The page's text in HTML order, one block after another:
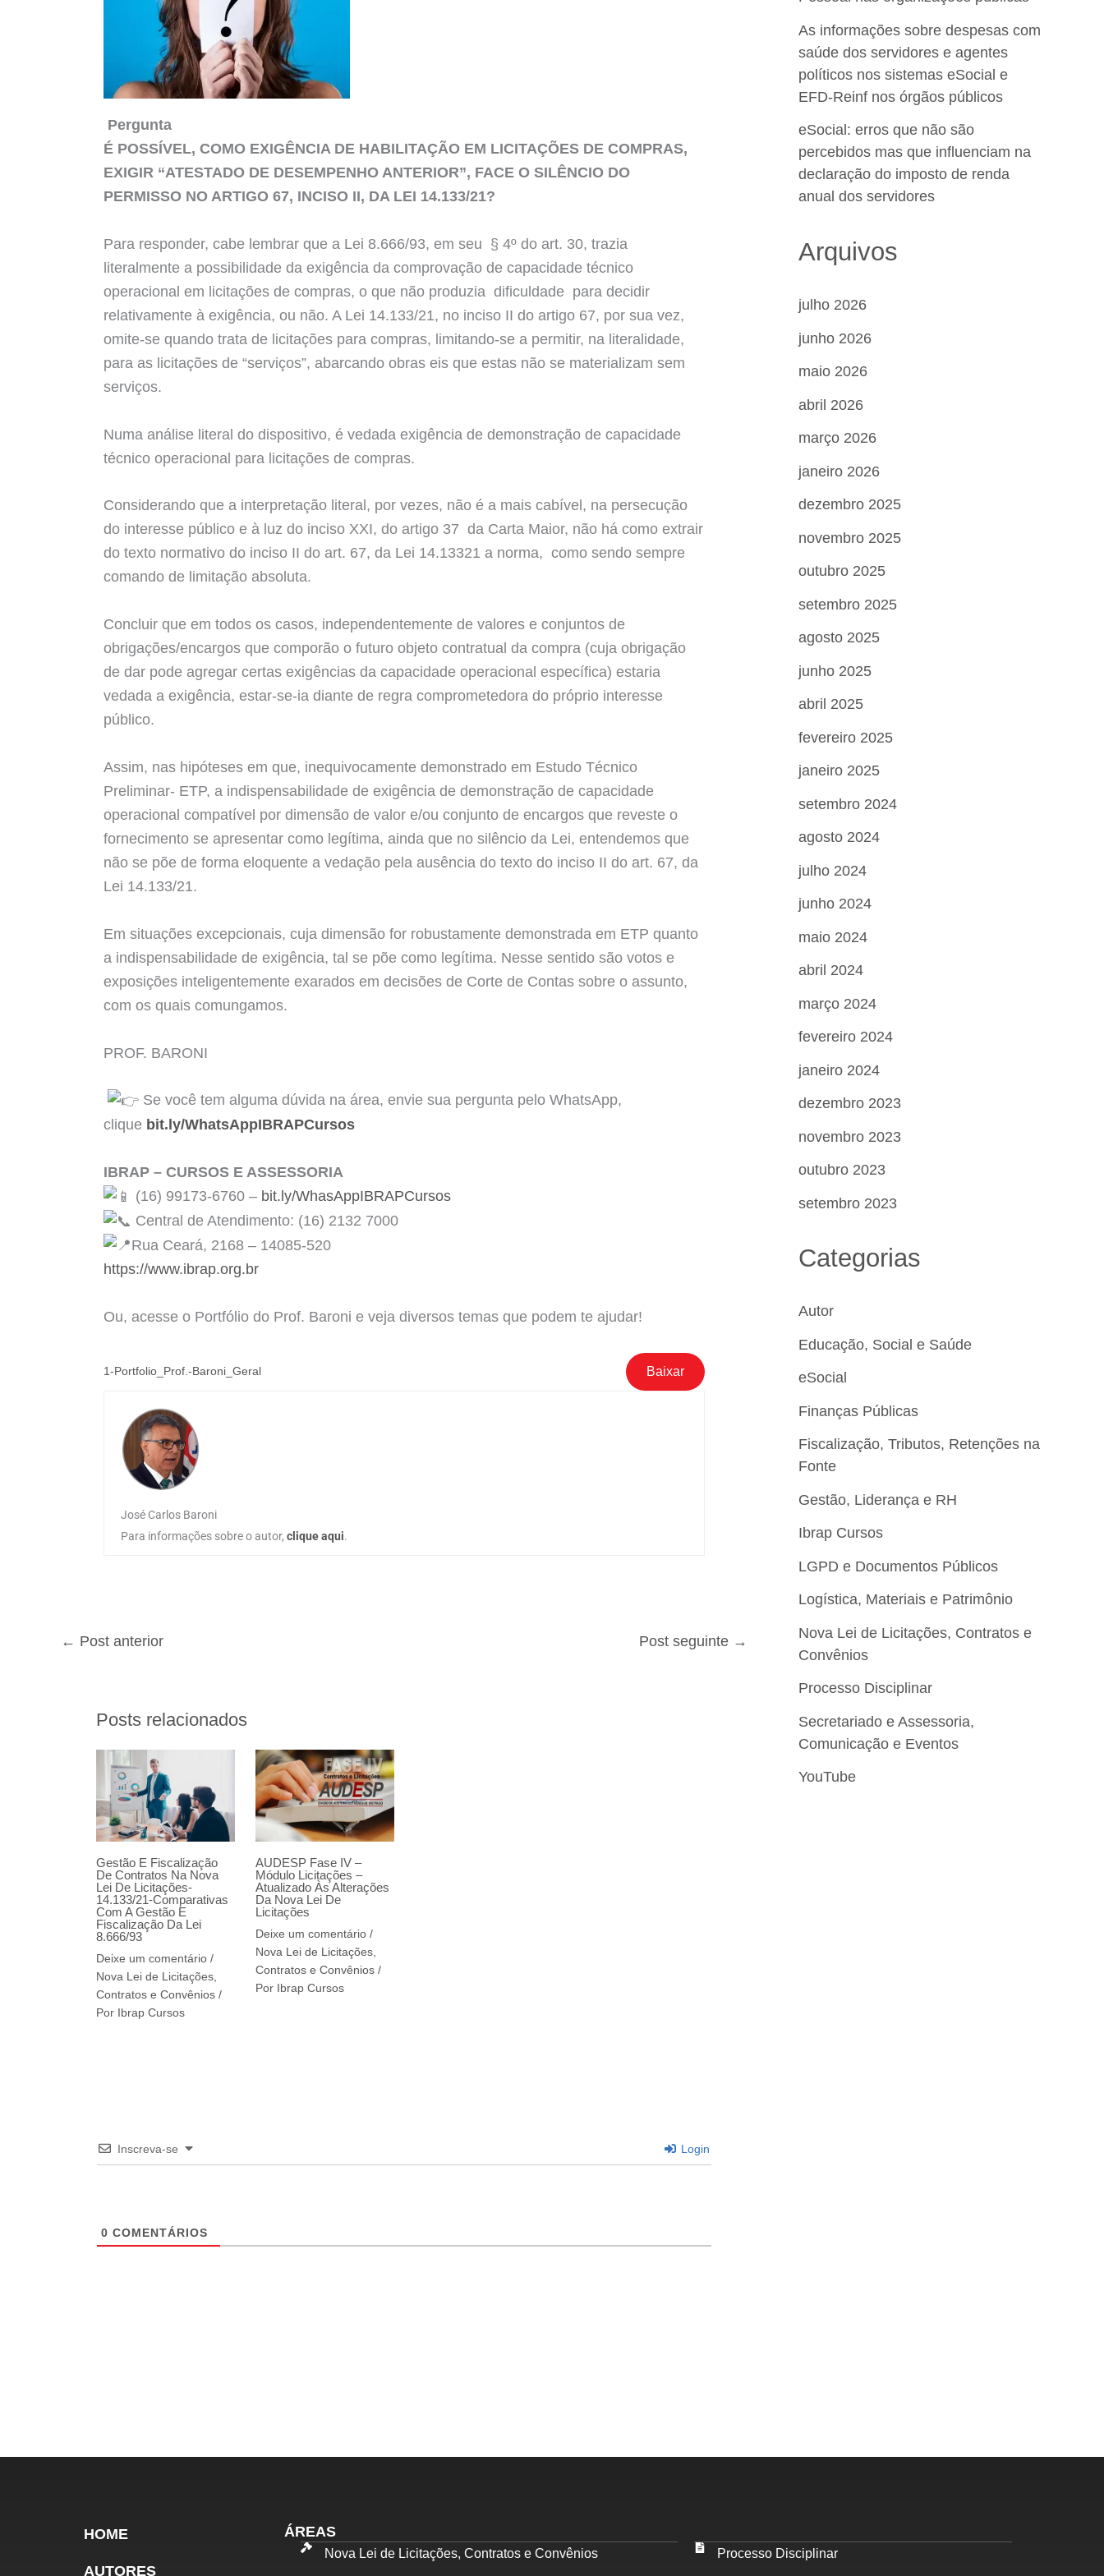
Pergunta
É POSSÍVEL, COMO EXIGÊNCIA DE HABILITAÇÃO EM LICITAÇÕES DE COMPRAS,
EXIGIR “ATESTADO DE DESEMPENHO ANTERIOR”, FACE O SILÊNCIO DO
PERMISSO NO ARTIGO 67, INCISO II, DA LEI 14.133/21?
Para responder, cabe lembrar que a Lei 8.666/93, em seu § 4º do art. 30, trazia
literalmente a possibilidade da exigência da comprovação de capacidade técnico
operacional em licitações de compras, o que não produzia dificuldade para decidir
relativamente à exigência, ou não. A Lei 14.133/21, no inciso II do artigo 67, por sua vez,
omite-se quando trata de licitações para compras, limitando-se a permitir, na literalidade,
para as licitações de “serviços”, abarcando obras eis que estas não se materializam sem
serviços.
Numa análise literal do dispositivo, é vedada exigência de demonstração de capacidade
técnico operacional para licitações de compras.
Considerando que a interpretação literal, por vezes, não é a mais cabível, na persecução
do interesse público e à luz do inciso XXI, do artigo 37 da Carta Maior, não há como extrair
do texto normativo do inciso II do art. 67, da Lei 14.13321 a norma, como sendo sempre
comando de limitação absoluta.
Concluir que em todos os casos, independentemente de valores e conjuntos de
obrigações/encargos que comporão o futuro objeto contratual da compra (cuja obrigação
de dar pode agregar certas exigências da capacidade operacional específica) estaria
vedada a exigência, estar-se-ia diante de regra comprometedora do próprio interesse
público.
Assim, nas hipóteses em que, inequivocamente demonstrado em Estudo Técnico
Preliminar- ETP, a indispensabilidade de exigência de demonstração de capacidade
operacional compatível por dimensão de valor e/ou conjunto de encargos que reveste o
fornecimento se apresentar como legítima, ainda que no silêncio da Lei, entendemos que
não se põe de forma eloquente a vedação pela ausência do texto do inciso II do art. 67, da
Lei 14.133/21.
Em situações excepcionais, cuja dimensão for robustamente demonstrada em ETP quanto
a indispensabilidade de exigência, tal se põe como legítima. Nesse sentido são votos e
exposições inteligentemente exarados em decisões de Corte de Contas sobre o assunto,
com os quais comungamos.
PROF. BARONI
Se você tem alguma dúvida na área, envie sua pergunta pelo WhatsApp,
clique bit.ly/WhatsAppIBRAPCursos
IBRAP – CURSOS E ASSESSORIA
(16) 99173-6760 – bit.ly/WhasAppIBRAPCursos
Central de Atendimento: (16) 2132 7000
Rua Ceará, 2168 – 14085-520
https://www.ibrap.org.br
Ou, acesse o Portfólio do Prof. Baroni e veja diversos temas que podem te ajudar!
1-Portfolio_Prof.-Baroni_Geral Baixar
José Carlos Baroni
Para informações sobre o autor, clique aqui.
← Post anterior Post seguinte →
Posts relacionados
Gestão E Fiscalização
De Contratos Na Nova
Lei De Licitações-
14.133/21-Comparativas
Com A Gestão E
Fiscalização Da Lei
8.666/93
Deixe um comentário /
Nova Lei de Licitações,
Contratos e Convênios /
Por Ibrap Cursos
AUDESP Fase IV –
Módulo Licitações –
Atualizado Às Alterações
Da Nova Lei De
Licitações
Deixe um comentário /
Nova Lei de Licitações,
Contratos e Convênios/
Por Ibrap Cursos
Inscreva-se Login
0 COMENTÁRIOS
As informações sobre despesas com
saúde dos servidores e agentes
políticos nos sistemas eSocial e
EFD-Reinf nos órgãos públicos
eSocial: erros que não são
percebidos mas que influenciam na
declaração do imposto de renda
anual dos servidores
Arquivos
julho 2026
junho 2026
maio 2026
abril 2026
março 2026
janeiro 2026
dezembro 2025
novembro 2025
outubro 2025
setembro 2025
agosto 2025
junho 2025
abril 2025
fevereiro 2025
janeiro 2025
setembro 2024
agosto 2024
julho 2024
junho 2024
maio 2024
abril 2024
março 2024
fevereiro 2024
janeiro 2024
dezembro 2023
novembro 2023
outubro 2023
setembro 2023
Categorias
Autor
Educação, Social e Saúde
eSocial
Finanças Públicas
Fiscalização, Tributos, Retenções na
Fonte
Gestão, Liderança e RH
Ibrap Cursos
LGPD e Documentos Públicos
Logística, Materiais e Patrimônio
Nova Lei de Licitações, Contratos e
Convênios
Processo Disciplinar
Secretariado e Assessoria,
Comunicação e Eventos
YouTube
HOME
AUTORES
ÁREAS
Nova Lei de Licitações, Contratos e Convênios Processo Disciplinar